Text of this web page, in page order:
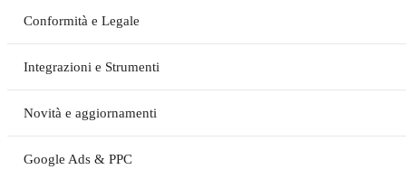
Conformità e Legale
Integrazioni e Strumenti
Novità e aggiornamenti
Google Ads & PPC